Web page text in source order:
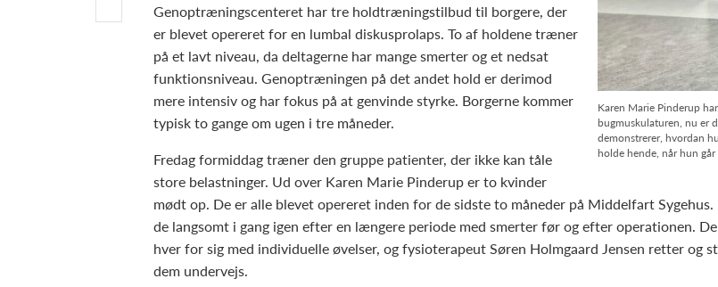
Karen Marie Pinderup
bugmuskulaturen, nu er
demonstrerer, hvordan
holde hende, når hun
Genoptræningscenteret har tre holdtræningstilbud til borgere, der
er blevet opereret for en lumbal diskusprolaps. To af holdene træner
på et lavt niveau, da deltagerne har mange smerter og et nedsat
funktionsniveau. Genoptræningen på det andet hold er derimod
mere intensiv og har fokus på at genvinde styrke. Borgerne kommer
typisk to gange om ugen i tre måneder.
Fredag formiddag træner den gruppe patienter, der ikke kan tåle
store belastninger. Ud over Karen Marie Pinderup er to kvinder
mødt op. De er alle blevet opereret inden for de sidste to måneder på Middelfart Sygehus.
de langsomt i gang igen efter en længere periode med smerter før og efter operationen.
hver for sig med individuelle øvelser, og fysioterapeut Søren Holmgaard Jensen retter og
dem undervejs.